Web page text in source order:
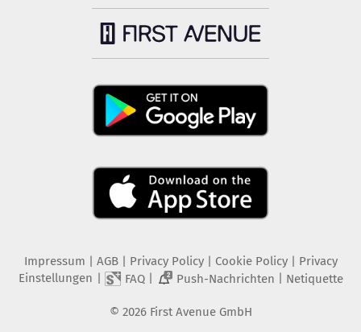
Impressum | AGB | Privacy Policy| Cookie Policy| Privacy
Einstellungen | FAQ| 2 Push-Nachrichten | Netiquette
© 2026 First Avenue GmbH